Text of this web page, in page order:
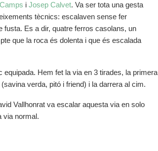
i Josep Calvet. Va ser tota una gesta
tècnics: escalaven sense fer
fusta. Es a dir, quatre ferros casolans, un
que la roca és dolenta i que és escalada
Hem fet la via en 3 tirades, la primera
verda, pitó i friend) i la darrera al cim.
Vallhonrat va escalar aquesta via en solo
via normal.